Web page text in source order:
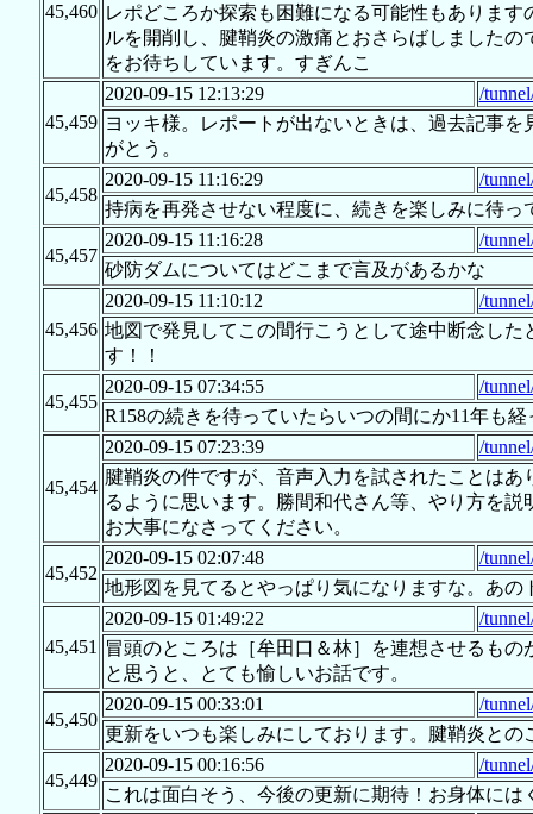
45,460 レポどころか探索も困難になる可能性もありま
ルを開削し、腱鞘炎の激痛とおさらばしました
をお待ちしています。すぎんこ
45,459
2020-09-15 12:13:29
/
ヨッキ様。レポートが出ないときは、過去記事
がとう。
45,458
2020-09-15 11:16:29
/
持病を再発させない程度に、続きを楽しみに待っ
45,457
2020-09-15 11:16:28
/
砂防ダムについてはどこまで言及があるかな
45,456
2020-09-15 11:10:12
/
地図で発見してこの間行こうとして途中断念し
す！！
45,455
2020-09-15 07:34:55
/
R158の続きを待っていたらいつの間にか11年も
45,454
2020-09-15 07:23:39
/
腱鞘炎の件ですが、音声入力を試されたことは
るように思います。勝間和代さん等、やり方を
お大事になさってください。
45,452
2020-09-15 02:07:48
/
地形図を見てるとやっぱり気になりますな。あの
45,451
2020-09-15 01:49:22
/
冒頭のところは［牟田口＆林］を連想させるも
と思うと、とても愉しいお話です。
45,450
2020-09-15 00:33:01
/
更新をいつも楽しみにしております。腱鞘炎と
45,449
2020-09-15 00:16:56
/
これは面白そう、今後の更新に期待！お身体に